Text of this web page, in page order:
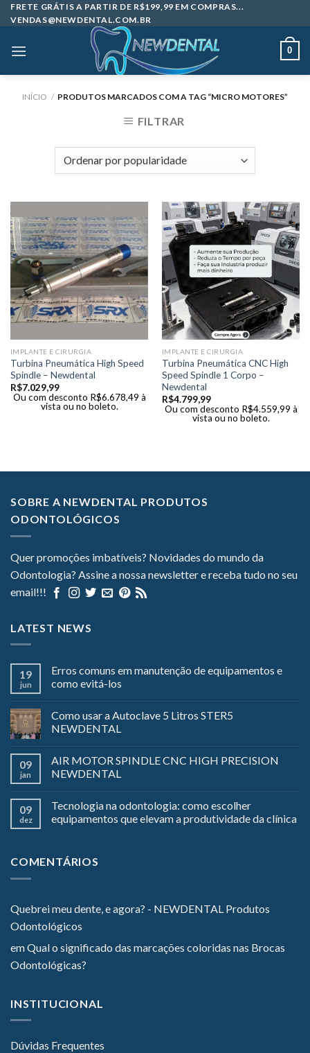
Skip
to
FRETE GRÁTIS A PARTIR DE R$199,99 EM COMPRAS...
VENDAS@NEWDENTAL.COM.BR
0
INÍCIO / PRODUTOS MARCADOS COM A TAG “MICRO MOTORES”
FILTRAR
IMPLANTE E CIRURGIA
Turbina Pneumática High Speed
Spindle – Newdental
R$7.029,99
Ou com desconto R$6.678,49 à
vista ou no boleto.
IMPLANTE E CIRURGIA
Turbina Pneumática CNC High
Speed Spindle 1 Corpo –
Newdental
R$4.799,99
Ou com desconto R$4.559,99 à
vista ou no boleto.
SOBRE A NEWDENTAL PRODUTOS
ODONTOLÓGICOS
Quer promoções imbatíveis? Novidades do mundo da
Odontologia? Assine a nossa newsletter e receba tudo no seu
email!!!
LATEST NEWS
19
jun
Erros comuns em manutenção de equipamentos e
como evitá-los
Como usar a Autoclave 5 Litros STER5
NEWDENTAL
09
jan
AIR MOTOR SPINDLE CNC HIGH PRECISION
NEWDENTAL
09
dez
Tecnologia na odontologia: como escolher
equipamentos que elevam a produtividade da clínica
COMENTÁRIOS
Quebrei meu dente, e agora? - NEWDENTAL Produtos
Odontológicos
emQual o significado das marcações coloridas nas Brocas
Odontológicas?
INSTITUCIONAL
Dúvidas Frequentes